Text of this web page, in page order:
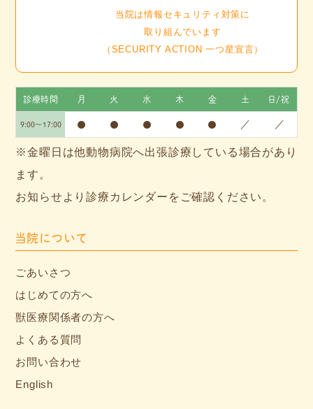
当院は情報セキュリティ対策に
取り組んでいます
（SECURITY ACTION 一つ星宣言）
診療時間 月 火 水 木 金 土 日/祝
9:00～17:00 ● ● ● ● ● ／ ／
※金曜日は他動物病院へ出張診療している場合があり
ます。
お知らせより診療カレンダーをご確認ください。
当院について
ごあいさつ
はじめての方へ
獣医療関係者の方へ
よくある質問
お問い合わせ
English